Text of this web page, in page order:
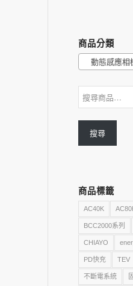
商品分類
動態感應相
搜尋
商品標籤
AC40K
BCC2000系列
CHIAYO
PD快充 TEV
不斷電系統